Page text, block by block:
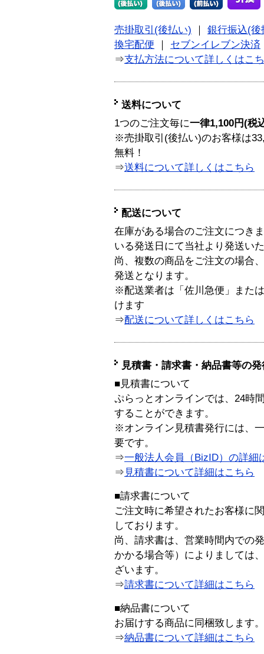
売掛取引(後払い)
銀行振込(後
換宅配便
セブンイレブン決済
⇒支払方法について詳しくはこ
送料について
1つのご注文毎に一律1,100円(税
※売掛取引(後払い)のお客様は
無料！
⇒送料について詳しくはこちら
配送について
在庫がある場合のご注文につき
いる発送日にて当社より発送い
尚、複数の商品をご注文の場合
発送となります。
※配送業者は「佐川急便」また
けます
⇒配送について詳しくはこちら
見積書・請求書・納品書等の
■見積書について
ぷらっとオンラインでは、24時
することができます。
※オンライン見積書発行には、
要です。
⇒一般法人会員（BizID）の詳細
⇒ 見積書について詳細はこちら
■請求書について
ご注文時に希望されたお客様に
しております。
尚、請求書は、営業時間内での
かかる場合等）によりましては
ざいます。
⇒請求書について詳細はこちら
■納品書について
お届けする商品に同梱致します。
⇒納品書について詳細はこちら